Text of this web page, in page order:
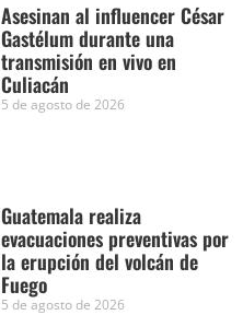
Asesinan al influencer César
Gastélum durante una
transmisión en vivo en
Culiacán
5 de agosto de 2026
Guatemala realiza
evacuaciones preventivas por
la erupción del volcán de
Fuego
5 de agosto de 2026